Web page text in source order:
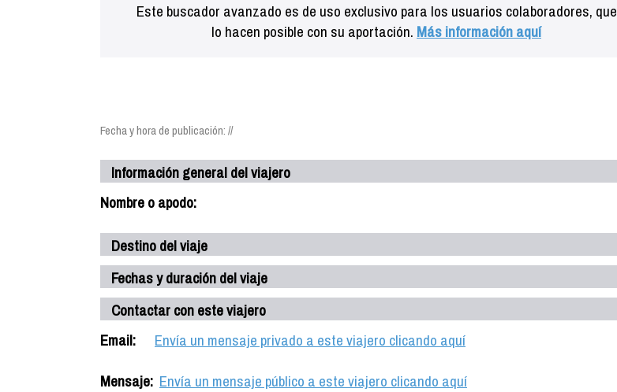
Este buscador avanzado es de uso exclusivo para los usuarios colaboradores, que
lo hacen posible con su aportación. Más información aquí
Fecha y hora de publicación: //
Información general del viajero
Nombre o apodo:
Destino del viaje
Fechas y duración del viaje
Contactar con este viajero
Email:
Envía un mensaje privado a este viajero clicando aquí
Mensaje: Envía un mensaje público a este viajero clicando aquí